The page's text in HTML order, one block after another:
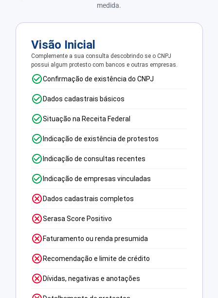
medida.
Visão Inicial
Complemente a sua consulta descobrindo se o CNPJ
possui algum protesto com bancos e outras empresas.
Confirmação de existência do CNPJ
Dados cadastrais básicos
Situação na Receita Federal
Indicação de existência de protestos
Indicação de consultas recentes
Indicação de empresas vinculadas
Dados cadastrais completos
Serasa Score Positivo
Faturamento ou renda presumida
Recomendação e limite de crédito
Dívidas, negativas e anotações